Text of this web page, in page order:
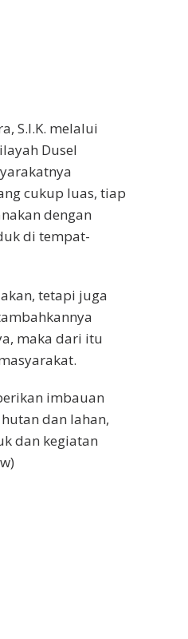
S.I.K. melalui
Dusel
cukup luas, tiap
dengan
di tempat-
tetapi juga
maka dari itu
imbauan
dan lahan,
dan kegiatan